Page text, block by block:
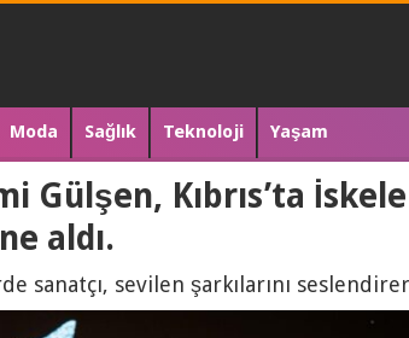
Moda Sağlık Teknoloji Yaşam
Gülşen, Kıbrıs’ta
aldı.
sanatçı, sevilen şarkılarını